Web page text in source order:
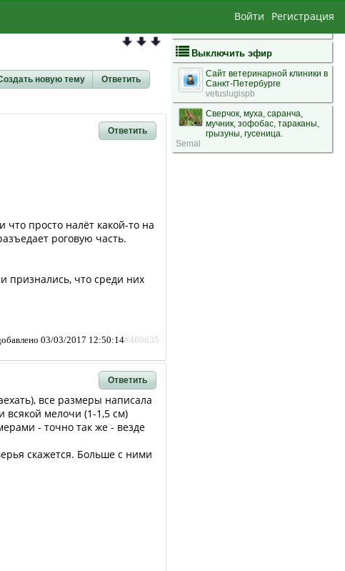
новую тему Ответить
Ответить
просто налёт какой-то на
роговую часть.
признались, что среди них
03/03/2017 12:50:14#460635
Ответить
все размеры написала
всякой мелочи (1-1,5 см)
- точно так же - везде
скажется. Больше с ними
Выключить эфир
Сайт ветеринарной клиники в
Санкт-Петербурге
vetuslugispb
Сверчок, муха, саранча,
мучник, зофобас, тараканы,
грызуны, гусеница.
Semal
Войти Регистрация